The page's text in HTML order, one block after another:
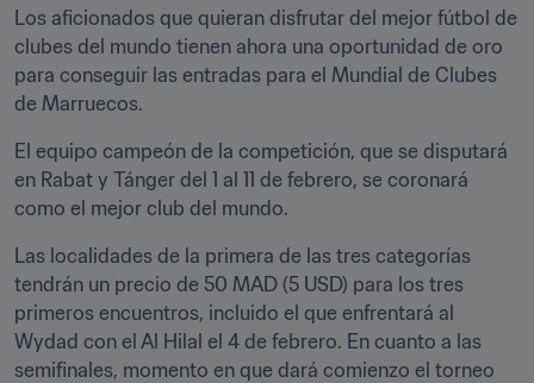
Los aficionados que quieran disfrutar del mejor fútbol de
clubes del mundo tienen ahora una oportunidad de oro
para conseguir las entradas para el Mundial de Clubes
de Marruecos.
El equipo campeón de la competición, que se disputará
en Rabat y Tánger del 1 al 11 de febrero, se coronará
como el mejor club del mundo.
Las localidades de la primera de las tres categorías
tendrán un precio de 50 MAD (5 USD) para los tres
primeros encuentros, incluido el que enfrentará al
Wydad con el Al Hilal el 4 de febrero. En cuanto a las
semifinales, momento en que dará comienzo el torneo